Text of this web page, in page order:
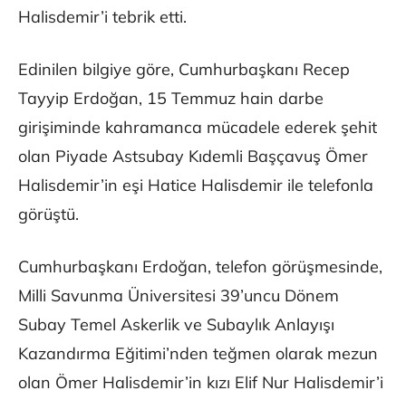
Halisdemir’i tebrik etti.
Edinilen bilgiye göre, Cumhurbaşkanı Recep
Tayyip Erdoğan, 15 Temmuz hain darbe
girişiminde kahramanca mücadele ederek şehit
olan Piyade Astsubay Kıdemli Başçavuş Ömer
Halisdemir’in eşi Hatice Halisdemir ile telefonla
görüştü.
Cumhurbaşkanı Erdoğan, telefon görüşmesinde,
Milli Savunma Üniversitesi 39’uncu Dönem
Subay Temel Askerlik ve Subaylık Anlayışı
Kazandırma Eğitimi’nden teğmen olarak mezun
olan Ömer Halisdemir’in kızı Elif Nur Halisdemir’i